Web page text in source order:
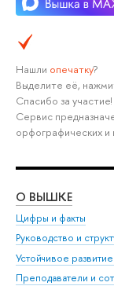
Нашли опечатку?
Выделите её,
Спасибо за участие!
Сервис
орфографических и
О ВЫШКЕ
Цифры и факты
Руководство и
Устойчивое
Преподаватели и